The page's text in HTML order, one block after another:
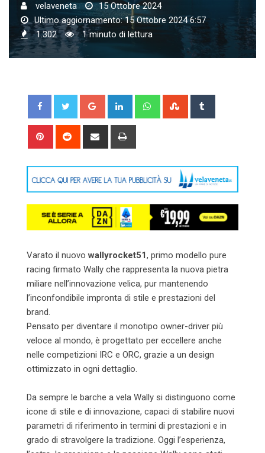
velaveneta
15 Ottobre 2024
Ultimo aggiornamento: 15 Ottobre 2024 6:57
1.302
1 minuto di lettura
Google+ LinkedIn WhatsappStumbleUpon
Pinterest Reddit
Share
Varato il nuovowallyrocket51, primo modello pure
racing firmato Wally che rappresenta la nuova pietra
miliare nell’innovazione velica, pur mantenendo
l’inconfondibile impronta di stile e prestazioni del
brand.
Pensato per diventare il monotipo owner-driver più
veloce al mondo, è progettato per eccellere anche
nelle competizioni IRC e ORC, grazie a un design
ottimizzato in ogni dettaglio.
Da sempre le barche a vela Wally si distinguono come
icone di stile e di innovazione, capaci di stabilire nuovi
parametri di riferimento in termini di prestazioni e in
grado di stravolgere la tradizione. Oggi l’esperienza,